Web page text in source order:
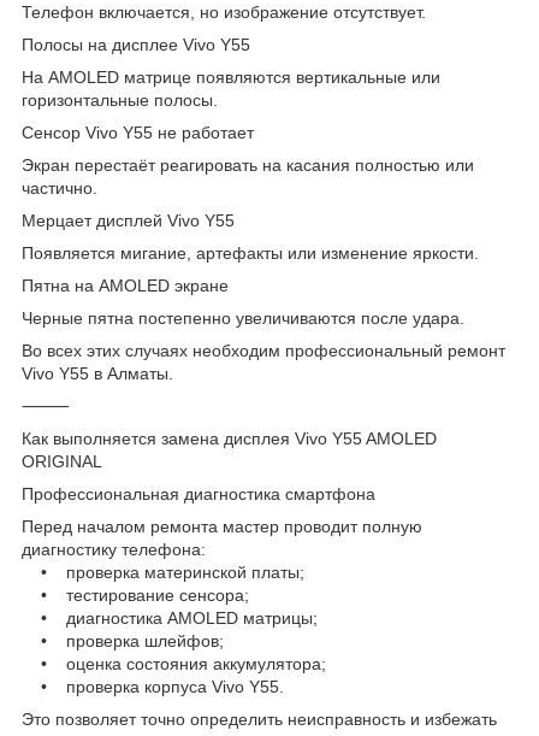
Телефон включается, но изображение отсутствует.
Полосы на дисплее Vivo Y55
На AMOLED матрице появляются вертикальные или
горизонтальные полосы.
Сенсор Vivo Y55 не работает
Экран перестаёт реагировать на касания полностью или
частично.
Мерцает дисплей Vivo Y55
Появляется мигание, артефакты или изменение яркости.
Пятна на AMOLED экране
Черные пятна постепенно увеличиваются после удара.
Во всех этих случаях необходим профессиональный ремонт
Vivo Y55 в Алматы.
⸻
Как выполняется замена дисплея Vivo Y55 AMOLED
ORIGINAL
Профессиональная диагностика смартфона
Перед началом ремонта мастер проводит полную
диагностику телефона:
• проверка материнской платы;
• тестирование сенсора;
• диагностика AMOLED матрицы;
• проверка шлейфов;
• оценка состояния аккумулятора;
• проверка корпуса Vivo Y55.
Это позволяет точно определить неисправность и избежать